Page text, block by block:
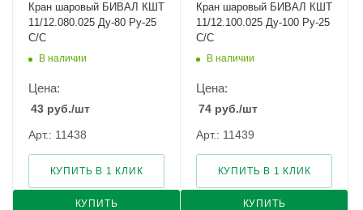
Кран шаровый БИВАЛ КШТ
11/12.080.025 Ду-80 Ру-25
С/С
В наличии
Цена:
43 руб./шт
Арт.: 11438
КУПИТЬ
КУПИТЬ В 1 КЛИК
Кран шаровый БИВАЛ КШТ
11/12.100.025 Ду-100 Ру-25
С/С
В наличии
Цена:
74 руб./шт
Арт.: 11439
КУПИТЬ
КУПИТЬ В 1 КЛИК